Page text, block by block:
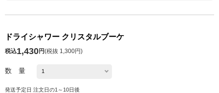
ドライシャワー クリスタルブーケ
税込1,430円(税抜 1,300円)
数 量
発送予定日 注文日の1～10日後